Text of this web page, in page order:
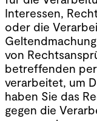
Interessen,
oder die
von
betreffenden
verarbeitet, um
haben Sie das
gegen die